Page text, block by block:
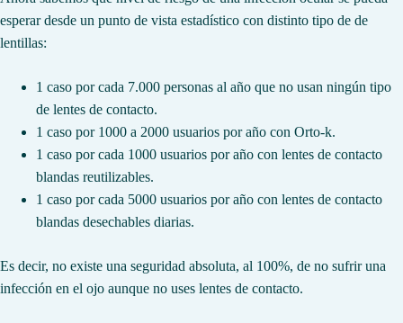
esperar desde un punto de vista estadístico con distinto tipo de de
lentillas:
1 caso por cada 7.000 personas al año que no usan ningún tipo
de lentes de contacto.
1 caso por 1000 a 2000 usuarios por año con Orto-k.
1 caso por cada 1000 usuarios por año con lentes de contacto
blandas reutilizables.
1 caso por cada 5000 usuarios por año con lentes de contacto
blandas desechables diarias.
Es decir, no existe una seguridad absoluta, al 100%, de no sufrir una
infección en el ojo aunque no uses lentes de contacto.